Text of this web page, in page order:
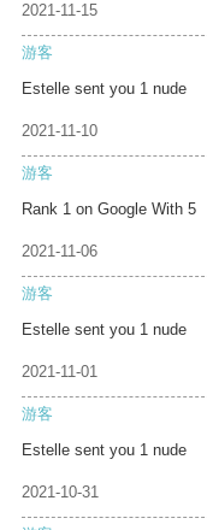
2021-11-15
游客
Estelle sent you 1 nude
2021-11-10
游客
Rank 1 on Google With 5
2021-11-06
游客
Estelle sent you 1 nude
2021-11-01
游客
Estelle sent you 1 nude
2021-10-31